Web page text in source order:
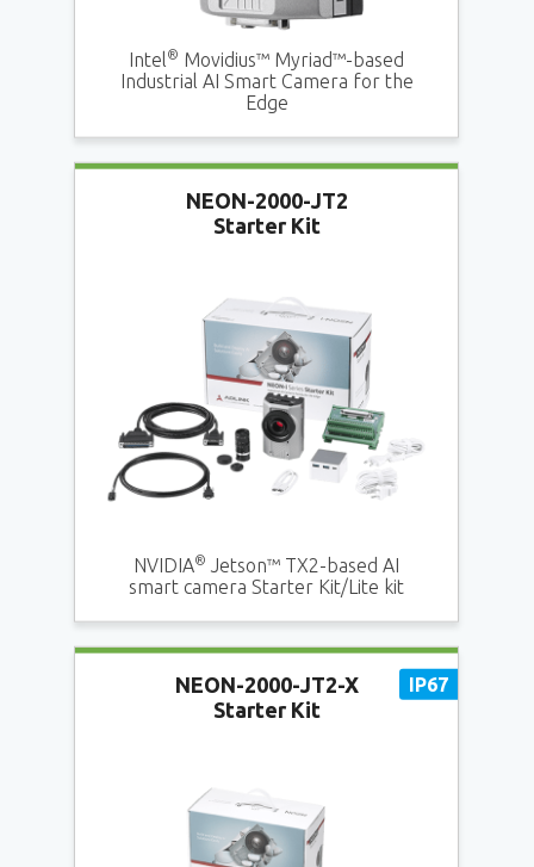
Intel® Movidius™ Myriad™-based
Industrial AI Smart Camera for the
Edge
NEON-2000-JT2
Starter Kit
NVIDIA® Jetson™ TX2-based AI
smart camera Starter Kit/Lite kit
NEON-2000-JT2-X
Starter Kit